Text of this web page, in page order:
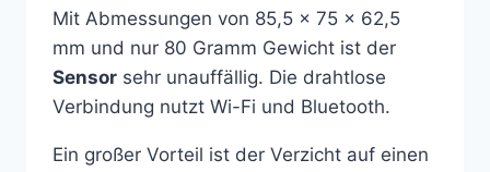
Mit Abmessungen von 85,5 x 75 x 62,5
mm und nur 80 Gramm Gewicht ist der
Sensor sehr unauffällig. Die drahtlose
Verbindung nutzt Wi-Fi und Bluetooth.
Ein großer Vorteil ist der Verzicht auf einen